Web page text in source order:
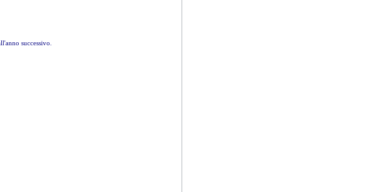
successivo.